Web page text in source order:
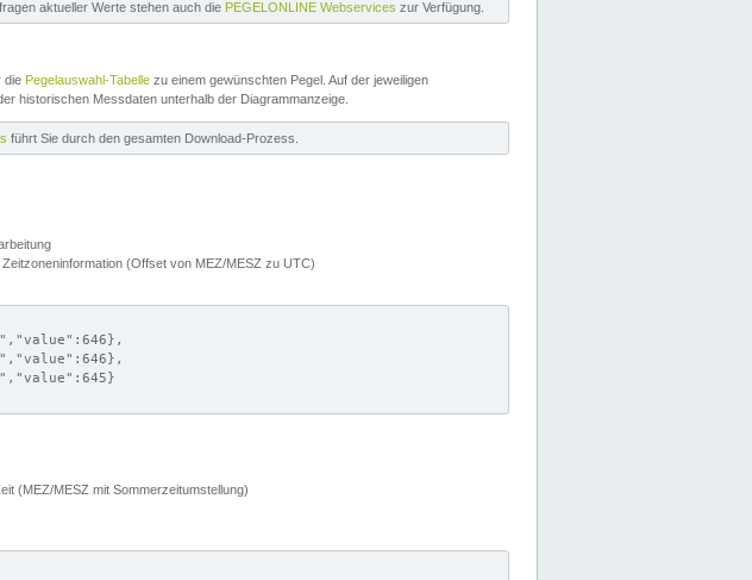
aktueller Werte stehen auch die PEGELONLINE Webservices zur Verfügung.
die Pegelauswahl-Tabelle zu einem gewünschten Pegel. Auf der jeweiligen
historischen Messdaten unterhalb der Diagrammanzeige.
führt Sie durch den gesamten Download-Prozess.
(Offset von MEZ/MESZ zu UTC)
(MEZ/MESZ mit Sommerzeitumstellung)